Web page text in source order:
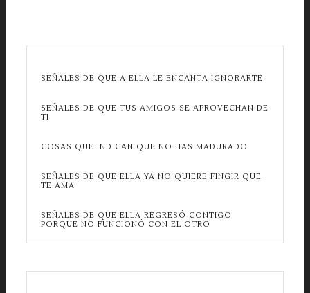
SEÑALES DE QUE A ELLA LE ENCANTA IGNORARTE
SEÑALES DE QUE TUS AMIGOS SE APROVECHAN DE
TI
COSAS QUE INDICAN QUE NO HAS MADURADO
SEÑALES DE QUE ELLA YA NO QUIERE FINGIR QUE
TE AMA
SEÑALES DE QUE ELLA REGRESÓ CONTIGO
PORQUE NO FUNCIONÓ CON EL OTRO